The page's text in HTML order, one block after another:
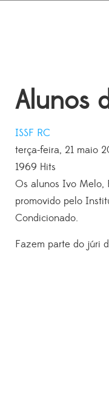
Alunos
ISSF RC
terça-feira, 21 maio
1969 Hits
Os alunos Ivo Melo,
promovido pelo
Condicionado.
Fazem parte do júri